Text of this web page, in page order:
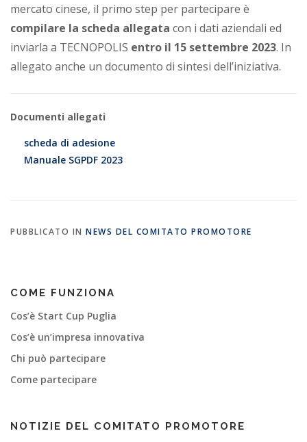
mercato cinese, il primo step per partecipare è
compilare la scheda allegata con i dati aziendali ed
inviarla a TECNOPOLIS entro il 15 settembre 2023. In
allegato anche un documento di sintesi dell’iniziativa.
Documenti allegati
scheda di adesione
Manuale SGPDF 2023
PUBBLICATO IN NEWS DEL COMITATO PROMOTORE
COME FUNZIONA
Cos’è Start Cup Puglia
Cos’è un’impresa innovativa
Chi può partecipare
Come partecipare
NOTIZIE DEL COMITATO PROMOTORE